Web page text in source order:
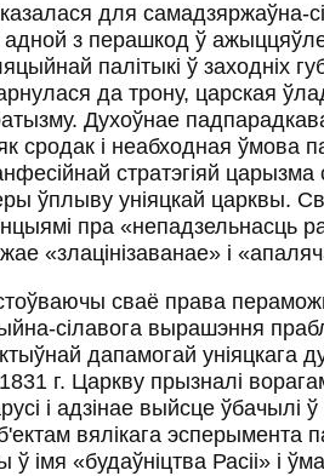
для самадзяржаўна-
адной з перашкод ў
палітыкі ў заходніх
да трону, царская
Духоўнае
сродак і неабходная ўмова
стратэгіяй царызма
ўплыву уніяцкай царквы.
пра «непадзельнасць
«злацінізаванае» і
сваё права
сілавога вырашэння
дапамогай уніяцкага
г. Царкву прызналі
і адзінае выйсце ўбачылі ў
вялікага эсперымента
ў імя «будаўніцтва Расіі» і